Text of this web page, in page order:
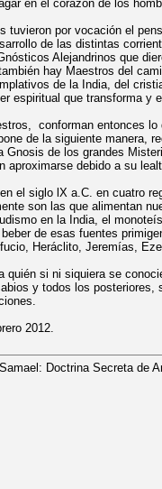
en el corazón de los
tuvieron por vocación el
de las distintas
Alejandrinos que
hay Maestros del
de la India, del
espiritual que transforma y
conforman entonces lo
de la siguiente manera,
Gnosis de los grandes
aproximarse debido a su
el siglo lX a.C. en cuatro
son las que alimentan
en la India, el
beber de esas fuentes
Heráclito, Jeremías,
quién si ni siquiera se
y todos los posteriores,
2012.
Doctrina Secreta de